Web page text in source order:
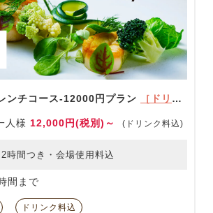
ンチコース-12000円プラン ［ドリンク充実！］
人様 12,000円(税別)～ (ドリンク料込)
時間つき・会場使用料込
間まで
ドリンク料込